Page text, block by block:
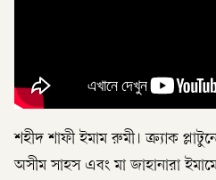
শহীদ শাফী ইমাম রুমী। ক্র্যাক
অসীম সাহস এবং মা জাহানারা